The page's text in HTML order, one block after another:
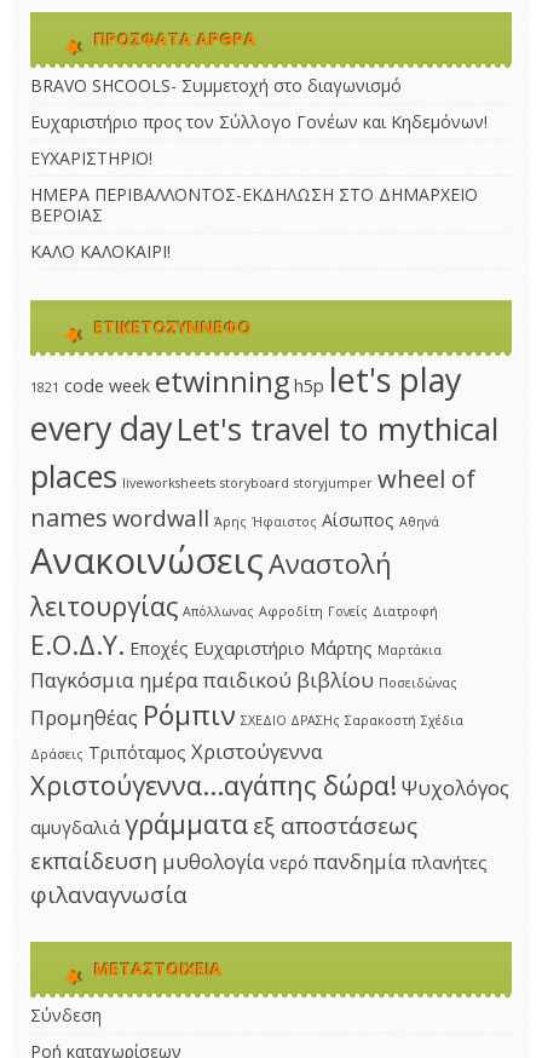
ΠΡΌΣΦΑΤΑ ΆΡΘΡΑ
BRAVO SHCOOLS- Συμμετοχή στο διαγωνισμό
Ευχαριστήριο προς τον Σύλλογο Γονέων και Κηδεμόνων!
ΕΥΧΑΡΙΣΤΗΡΙΟ!
ΗΜΕΡΑ ΠΕΡΙΒΑΛΛΟΝΤΟΣ-ΕΚΔΗΛΩΣΗ ΣΤΟ ΔΗΜΑΡΧΕΙΟ
ΒΕΡΟΙΑΣ
ΚΑΛΟ ΚΑΛΟΚΑΙΡΙ!
ΕΤΙΚΕΤΟΣΎΝΝΕΦΟ
1821 code week etwinning h5p let's play
every dayLet's travel to mythical
places liveworksheets storyboard storyjumper wheel of
names wordwall Άρης Ήφαιστος Αίσωπος Αθηνά
ΑνακοινώσειςΑναστολή
λειτουργίας Απόλλωνας Αφροδίτη Γονείς Διατροφή
Ε.Ο.Δ.Υ. Εποχές Ευχαριστήριο Μάρτης Μαρτάκια
Παγκόσμια ημέρα παιδικού βιβλίου Ποσειδώνας
Προμηθέας Ρόμπιν ΣΧΕΔΙΟ ΔΡΑΣΗς Σαρακοστή Σχέδια
Δράσεις Τριπόταμος Χριστούγεννα
Χριστούγεννα...αγάπης δώρα! Ψυχολόγος
αμυγδαλιά γράμματα εξ αποστάσεως
εκπαίδευση μυθολογία νερό πανδημία πλανήτες
φιλαναγνωσία
ΜΕΤΑΣΤΟΙΧΕΊΑ
Σύνδεση
Ροή καταχωρίσεων